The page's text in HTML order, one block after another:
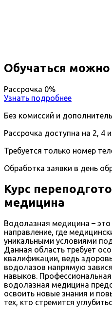
Обучаться можно
Рассрочка 0%
Узнать подробнее
Без комиссий и
Рассрочка доступна на 2, 4
Требуется только номер
Обработка заявки в день
Курс
медицина
Водолазная медицина –
направление, где
уникальными условиями
Данная область требует
квалификации, ведь
водолазов напрямую
навыков.
водолазная медицина
освоить новые знания и
тех, кто стремится